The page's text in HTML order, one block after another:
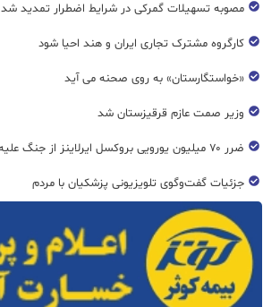
مصوبه تسهیلات گمرکی در شرایط اضطرار تمدید شد
کارگروه مشترک تجاری ایران و هند احیا شود
«خواستگارستان» به روی صحنه می آید
وزیر صمت عازم قرقیزستان شد
ضرر ۷۰ میلیون یورویی بروکسل ایرلاینز از جنگ علیه ایران
جزئیات گفت‌وگوی تلویزیونی پزشکیان با مردم